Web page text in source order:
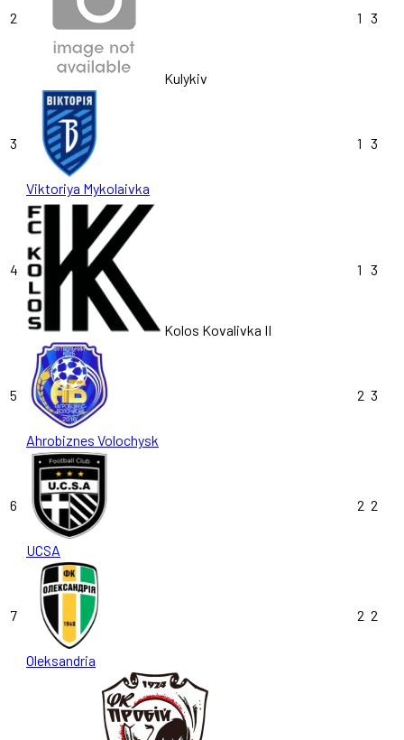
2
Kulykiv
1 3
3
Viktoriya Mykolaivka
1 3
4
Kolos Kovalivka II
1 3
5
Ahrobiznes Volochysk
2 3
6
UCSA
2 2
7
Oleksandria
2 2